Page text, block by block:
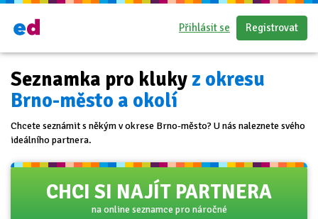
Přihlásit se Registrovat
Seznamka pro kluky z okresu
Brno-město a okolí
Chcete seznámit s někým v okrese Brno-město? U nás naleznete svého
ideálního partnera.
CHCI SI NAJÍT PARTNERA
na online seznamce pro náročné